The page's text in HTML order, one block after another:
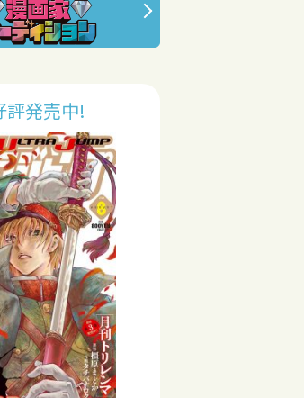
評発売中!